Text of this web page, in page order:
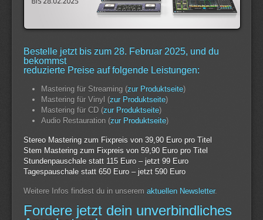
Bestelle jetzt bis zum 28. Februar 2025, und du
bekommst
reduzierte Preise auf folgende Leistungen:
Mastering für Streaming (zur Produktseite)
Mastering für Vinyl (zur Produktseite)
Mastering für CD (zur Produktseite)
Audio Restauration (zur Produktseite)
Stereo Mastering zum Fixpreis von 39,90 Euro pro Titel
Stem Mastering zum Fixpreis von 59,90 Euro pro Titel
Stundenpauschale statt 115 Euro – jetzt 99 Euro
Tagespauschale statt 650 Euro – jetzt 590 Euro
Weitere Infos findest du in unserem aktuellen Newsletter.
Fordere jetzt dein unverbindliches